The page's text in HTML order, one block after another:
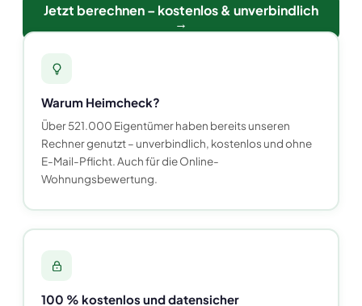
Jetzt berechnen – kostenlos & unverbindlich
→
Warum Heimcheck?
Über 521.000 Eigentümer haben bereits unseren
Rechner genutzt – unverbindlich, kostenlos und ohne
E-Mail-Pflicht. Auch für die Online-
Wohnungsbewertung.
100 % kostenlos und datensicher